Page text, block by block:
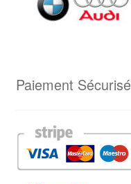
Paiement Sécurisé